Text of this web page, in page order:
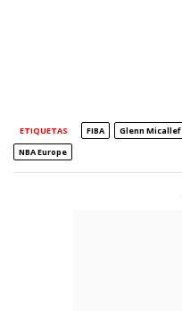
ETIQUETAS FIBA Glenn Micallef
NBA Europe